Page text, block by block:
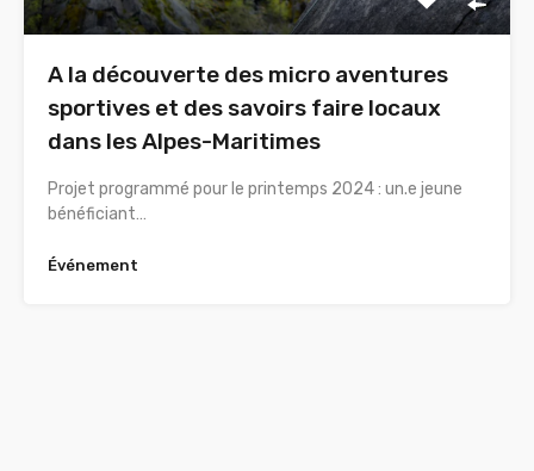
A la découverte des micro aventures
sportives et des savoirs faire locaux
dans les Alpes-Maritimes
Projet programmé pour le printemps 2024 : un.e jeune
bénéficiant…
Événement